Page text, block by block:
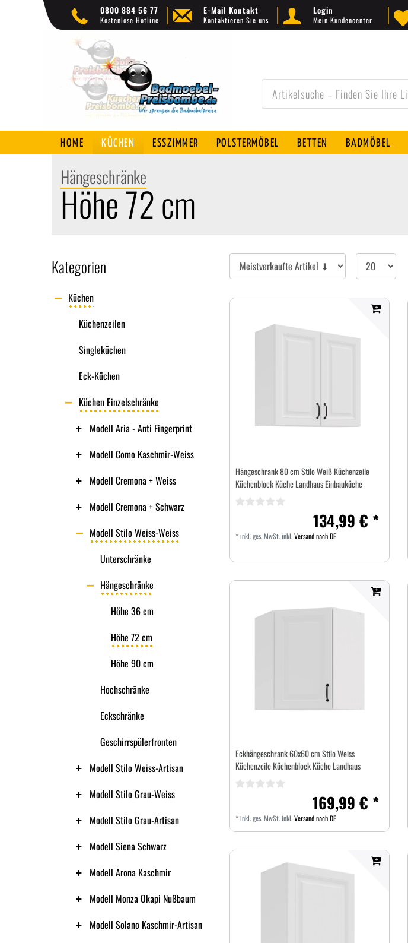
0800 884 56 77
Kostenlose Hotline
E-Mail Kontakt
Kontaktieren Sie uns
Login
Mein Kundencenter
HOME KÜCHEN ESSZIMMER POLSTERMÖBEL BETTEN BADMÖBEL
Hängeschränke
Höhe 72 cm
Kategorien
Küchen
Küchenzeilen
Singleküchen
Eck-Küchen
Küchen Einzelschränke
Modell Aria - Anti Fingerprint
Modell Como Kaschmir-Weiss
Modell Cremona + Weiss
Modell Cremona + Schwarz
Modell Stilo Weiss-Weiss
Unterschränke
Hängeschränke
Höhe 36 cm
Höhe 72 cm
Höhe 90 cm
Hochschränke
Eckschränke
Geschirrspülerfronten
Modell Stilo Weiss-Artisan
Modell Stilo Grau-Weiss
Modell Stilo Grau-Artisan
Modell Siena Schwarz
Modell Arona Kaschmir
Modell Monza Okapi Nußbaum
Modell Solano Kaschmir-Artisan
Sortieren
Artikel
Hängeschrank 80 cm Stilo Weiß Küchenzeile
Küchenblock Küche Landhaus Einbauküche
134,99 € *
*inkl. ges. MwSt.inkl.Versand nach DE
Eckhängeschrank 60x60 cm Stilo Weiss
Küchenzeile Küchenblock Küche Landhaus
169,99 € *
*inkl. ges. MwSt.inkl.Versand nach DE